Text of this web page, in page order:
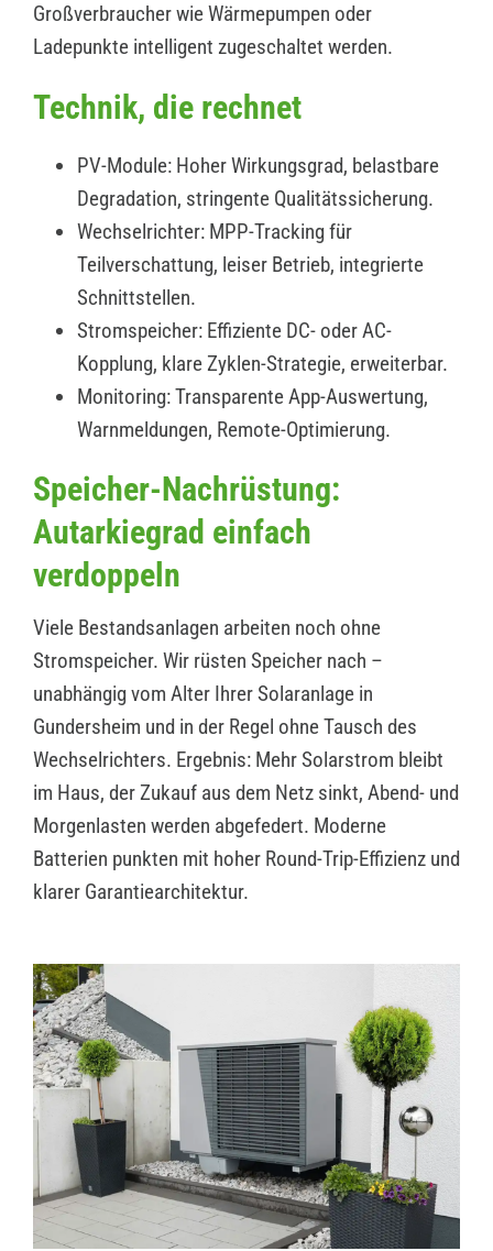
Großverbraucher wie Wärmepumpen oder
Ladepunkte intelligent zugeschaltet werden.
Technik, die rechnet
PV-Module: Hoher Wirkungsgrad, belastbare
Degradation, stringente Qualitätssicherung.
Wechselrichter: MPP-Tracking für
Teilverschattung, leiser Betrieb, integrierte
Schnittstellen.
Stromspeicher: Effiziente DC- oder AC-
Kopplung, klare Zyklen-Strategie, erweiterbar.
Monitoring: Transparente App-Auswertung,
Warnmeldungen, Remote-Optimierung.
Speicher-Nachrüstung:
Autarkiegrad einfach
verdoppeln
Viele Bestandsanlagen arbeiten noch ohne
Stromspeicher. Wir rüsten Speicher nach –
unabhängig vom Alter Ihrer Solaranlage in
Gundersheim und in der Regel ohne Tausch des
Wechselrichters. Ergebnis: Mehr Solarstrom bleibt
im Haus, der Zukauf aus dem Netz sinkt, Abend- und
Morgenlasten werden abgefedert. Moderne
Batterien punkten mit hoher Round-Trip-Effizienz und
klarer Garantiearchitektur.